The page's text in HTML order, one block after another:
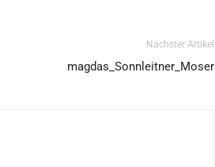
Nächster Artikel
magdas_Sonnleitner_Moser